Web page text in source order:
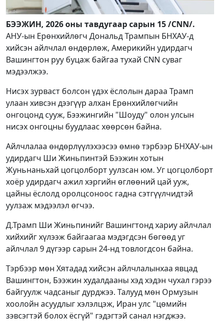
БЭЭЖИН, 2026 оны тавдугаар сарын 15 /CNN/.
АНУ-ын Ерөнхийлөгч Дональд Трампын БНХАУ-д
хийсэн айлчлал өндөрлөж, Америкийн удирдагч
Вашингтон руу буцаж байгаа тухай CNN суваг
мэдээлжээ.
Нисэх зурваст болсон үдэх ёслолын дараа Трамп
улаан хивсэн дээгүүр алхан Ерөнхийлөгчийн
онгоцонд сууж, Бээжингийн "Шоуду" олон улсын
нисэх онгоцны буудлаас хөөрсөн байна.
Айлчлалаа өндөрлүүлэхээсээ өмнө тэрбээр БНХАУ-ын
удирдагч Ши Жиньпинтэй Бээжин хотын
Жуньнаньхай цогцолборт уулзсан юм. Уг цогцолборт
хоёр удирдагч ажил хэргийн өглөөний цай ууж,
цайны ёслолд оролцсоноос гадна сэтгүүлчидтэй
уулзаж мэдээлэл өгчээ.
Д.Трамп Ши Жиньпинийг Вашингтонд хариу айлчлал
хийхийг хүлээж байгаагаа мэдэгдсэн бөгөөд уг
айлчлал 9 дүгээр сарын 24-нд товлогдсон байна.
Тэрбээр мөн Хятадад хийсэн айлчлалынхаа явцад
Вашингтон, Бээжин худалдааны хэд хэдэн чухал гэрээ
байгуулж чадсаныг дурджээ. Талууд мөн Ормузын
хоолойн асуудлыг хэлэлцэж, Иран улс "цөмийн
зэвсэгтэй болох ёсгүй" гэдэгтэй санал нэгджээ.